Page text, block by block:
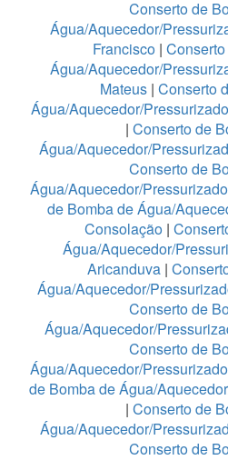
Conserto de
Água/Aquecedor/
Francisco |
Água/Aquecedor/
Mateus | Conserto
Água/Aquecedor/
| Conserto de
Água/Aquecedor/
Conserto de
Água/Aquecedor/
de Bomba de Água/
Consolação |
Água/Aquecedor/
Aricanduva|
Água/Aquecedor/
Conserto de
Água/Aquecedor/
Conserto de
Água/Aquecedor/
de Bomba de Água/
| Conserto de
Água/Aquecedor/
Conserto de